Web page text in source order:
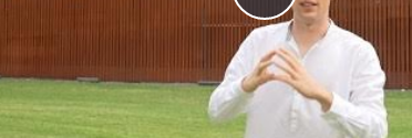
Play
Video